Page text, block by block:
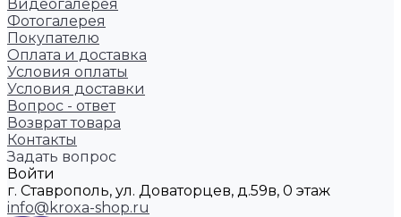
Видеогалерея
Фотогалерея
Покупателю
Оплата и доставка
Условия оплаты
Условия доставки
Вопрос - ответ
Возврат товара
Контакты
Задать вопрос
Войти
г. Ставрополь, ул. Доваторцев, д.59в, 0 этаж
info@kroxa-shop.ru